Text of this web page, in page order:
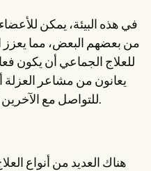
في هذه البيئة، يمكن
من بعضهم البعض، مما يعزز
للعلاج الجماعي أن يكون
يعانون من مشاعر
للتواصل مع الآخرين الذين يواجهون تحديات مشابهة.
هناك العديد من أنواع